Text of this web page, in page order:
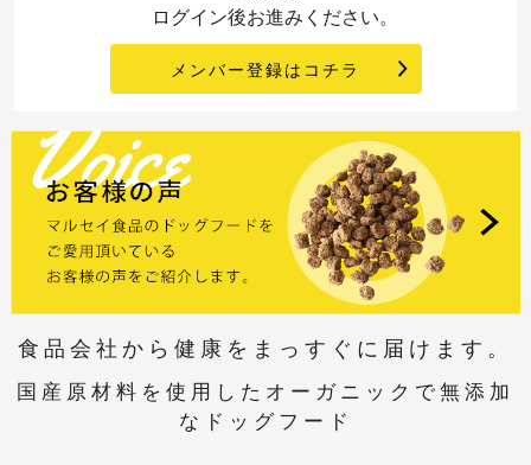
ログイン後お進みください。
メンバー登録はコチラ
食品会社から健康をまっすぐに届けます。
国産原材料を使用したオーガニックで無添加
なドッグフード